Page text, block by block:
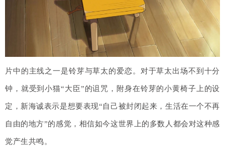
片中的主线之一是铃芽与草太的爱恋。对于草太出场不到十分
钟，就受到小猫“大臣”的诅咒，附身在铃芽的小黄椅子上的设
定，新海诚表示是想要表现“自己被封闭起来，生活在一个不再
自由的地方”的感觉，相信如今这世界上的多数人都会对这种感
觉产生共鸣。